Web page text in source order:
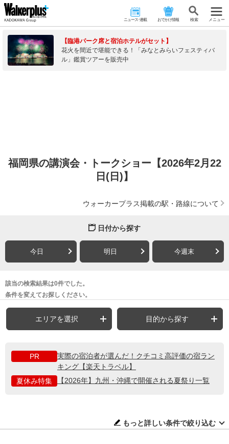
ニュース･連載 おでかけ情報 検 索 メニュー
【臨港パーク席と宿泊ホテルがセット】
花火を間近で堪能できる！「みなとみらいフェスティバ
ル」鑑賞ツアーを販売中
福岡県の講演会・トークショー【2026年2月22
日(日)】
ウォーカープラス掲載の駅・路線について
日付から探す
今日 明日 今週末
該当の検索結果は0件でした。
条件を変えてお探しください。
エリアを選択 目的から探す
PR
実際の宿泊者が選んだ！クチコミ高評価の宿ラン
キング【楽天トラベル】
夏休み特集
【2026年】九州・沖縄で開催される夏祭り一覧
もっと詳しい条件で絞り込む